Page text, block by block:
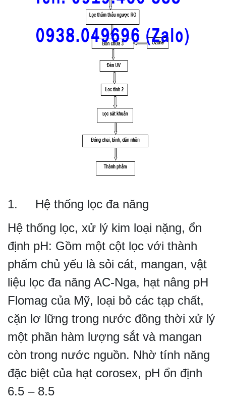
1. Hệ thống lọc đa năng
Hệ thống lọc, xử lý kim loại nặng, ổn
định pH: Gồm một cột lọc với thành
phẩm chủ yếu là sỏi cát, mangan, vật
liệu lọc đa năng AC-Nga, hạt nâng pH
Flomag của Mỹ, loại bỏ các tạp chất,
cặn lơ lững trong nước đồng thời xử lý
một phần hàm lượng sắt và mangan
còn trong nước nguồn. Nhờ tính năng
đặc biệt của hạt corosex, pH ổn định
6.5 – 8.5